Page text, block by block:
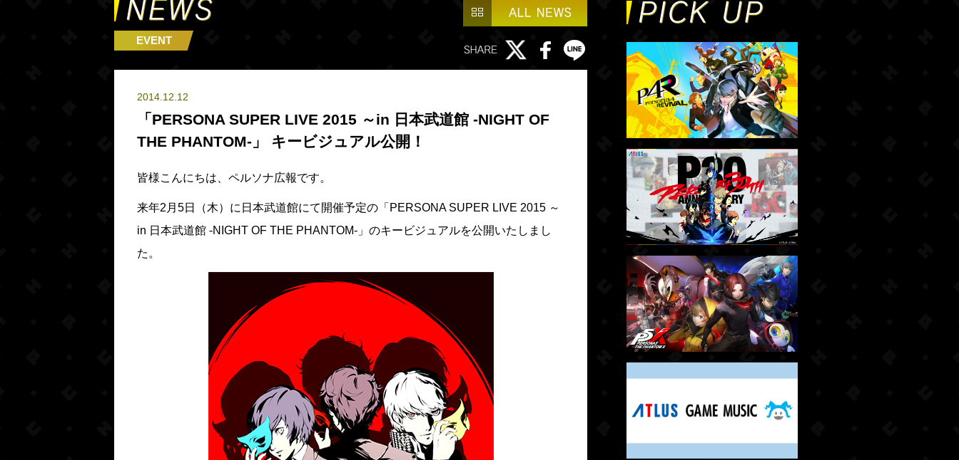
EVENT
2014.12.12
「PERSONA SUPER LIVE 2015 ～in 日本武道館 -NIGHT OF
THE PHANTOM-」 キービジュアル公開！
皆様こんにちは、ペルソナ広報です。
来年2月5日（木）に日本武道館にて開催予定の「PERSONA SUPER LIVE 2015 ～
in 日本武道館 -NIGHT OF THE PHANTOM-」のキービジュアルを公開いたしまし
た。